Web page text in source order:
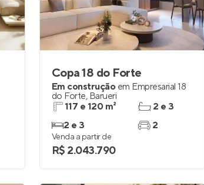
Copa 18 do Forte
Em construção em Empresarial 18
do Forte, Barueri
117 e 120 m²
2 e 3
2 e 3
2
Venda a partir de
R$ 2.043.790